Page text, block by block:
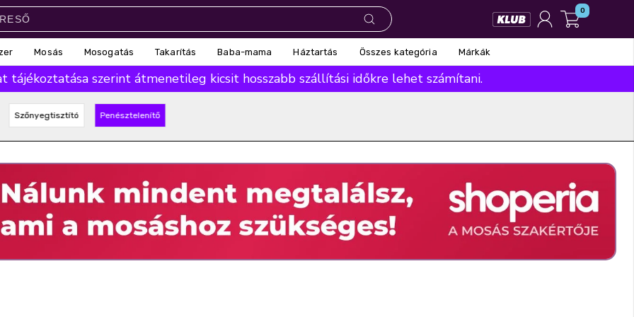
0
Mosás Mosogatás Takarítás Baba-mama Háztartás Összes kategória Márkák
tájékoztatása szerint átmenetileg kicsit hosszabb szállítási időkre lehet számítani.
Szőnyegtisztító Penésztelenítő